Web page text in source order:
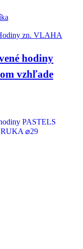
zn. VLAHA
hodiny
vzhľade